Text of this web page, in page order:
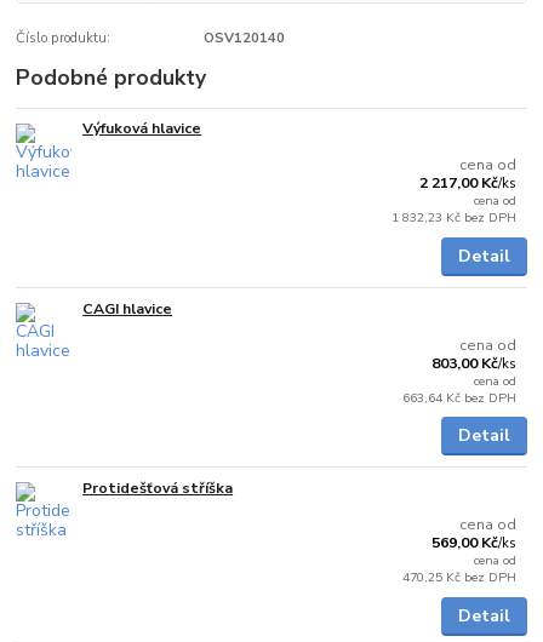
Číslo produktu: OSV120140
Podobné produkty
Výfuková hlavice
cena od
2 217,00 Kč/ks
cena od
1 832,23 Kč bez DPH
Detail
CAGI hlavice
cena od
803,00 Kč/ks
cena od
663,64 Kč bez DPH
Detail
Protidešťová stříška
cena od
569,00 Kč/ks
cena od
470,25 Kč bez DPH
Detail